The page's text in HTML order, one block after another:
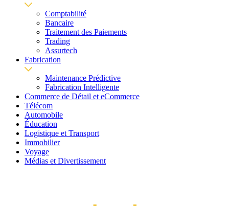
Comptabilité
Bancaire
Traitement des Paiements
Trading
Assurtech
Fabrication
Maintenance Prédictive
Fabrication Intelligente
Commerce de Détail et eCommerce
Télécom
Automobile
Éducation
Logistique et Transport
Immobilier
Voyage
Médias et Divertissement